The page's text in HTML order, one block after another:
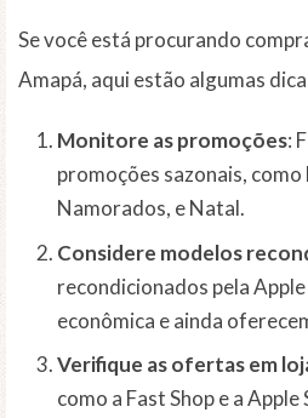
Se você está procurando
Amapá, aqui estão algumas
Monitore as promoções:
promoções sazonais, como
Namorados, e Natal.
Considere modelos
recondicionados pela
econômica e ainda
Verifique as ofertas em
como a Fast Shop e a